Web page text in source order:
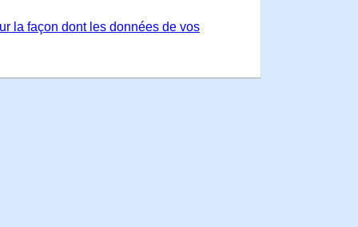
la façon dont les données de vos